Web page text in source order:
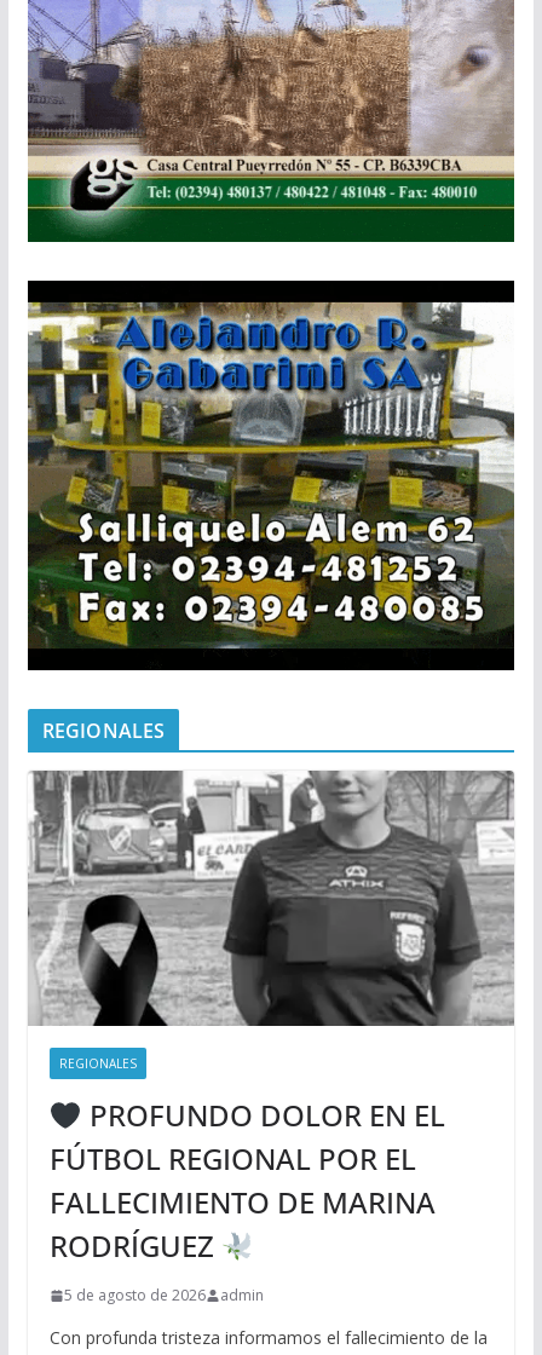
REGIONALES
REGIONALES
PROFUNDO DOLOR EN EL
FÚTBOL REGIONAL POR EL
FALLECIMIENTO DE MARINA
RODRÍGUEZ
5 de agosto de 2026 admin
Con profunda tristeza informamos el fallecimiento de la